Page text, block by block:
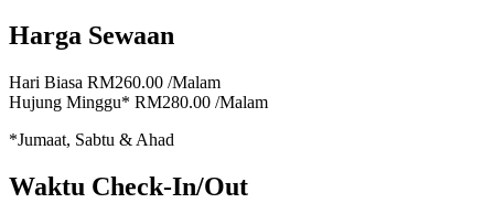
Harga Sewaan
Hari Biasa RM260.00 /Malam
Hujung Minggu* RM280.00 /Malam
*Jumaat, Sabtu & Ahad
Waktu Check-In/Out